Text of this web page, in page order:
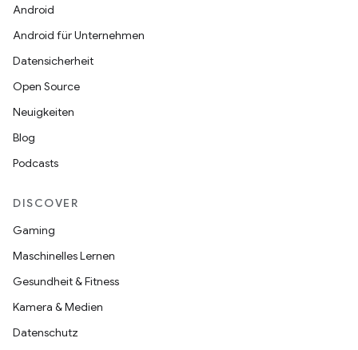
Android
Android für Unternehmen
Datensicherheit
Open Source
Neuigkeiten
Blog
Podcasts
DISCOVER
Gaming
Maschinelles Lernen
Gesundheit & Fitness
Kamera & Medien
Datenschutz